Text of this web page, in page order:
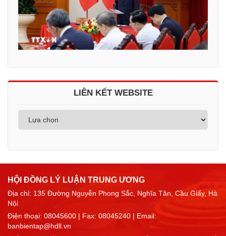
LIÊN KẾT WEBSITE
HỘI ĐỒNG LÝ LUẬN TRUNG ƯƠNG
Địa chỉ: 135 Đường Nguyễn Phong Sắc, Nghĩa Tân, Cầu Giấy, Hà
Nội
Điện thoại: 08045600 | Fax: 08045240 | Email:
banbientap@hdll.vn